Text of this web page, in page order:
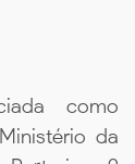
como
da